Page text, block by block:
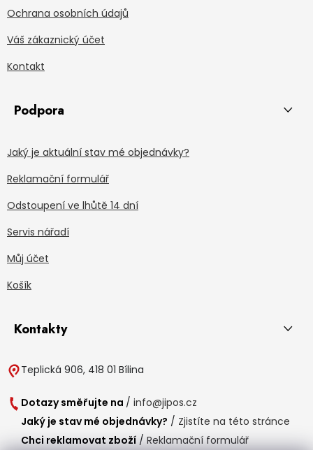
Ochrana osobních údajů
Váš zákaznický účet
Kontakt
Podpora
Jaký je aktuální stav mé objednávky?
Reklamační formulář
Odstoupení ve lhůtě 14 dní
Servis nářadí
Můj účet
Košík
Kontakty
Teplická 906, 418 01 Bílina
Dotazy směřujte na / info@jipos.cz
Jaký je stav mé objednávky? / Zjistíte na této stránce
Chci reklamovat zboží / Reklamační formulář